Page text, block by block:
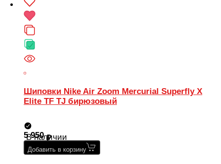
Шиповки Nike Air Zoom Mercurial Superfly X
Elite TF TJ бирюзовый
В наличии
5 950
Добавить в корзину